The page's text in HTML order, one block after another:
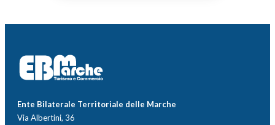
Ente Bilaterale Territoriale delle Marche
Via Albertini, 36